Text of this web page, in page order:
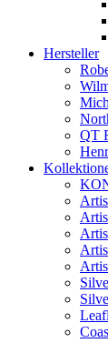
Hersteller
QT